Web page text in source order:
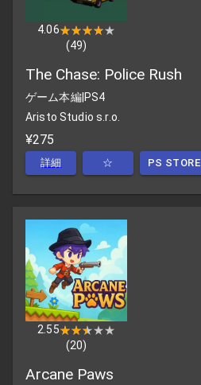
4.06★★★★★
★★★★★
(49)
The Chase: Police Rush
ゲーム本編| PS4
Aristo Studio s.r.o.
¥275
詳細 ☆ PS STORE
2.55★★★★★
★★★★★
(20)
Arcane Paws